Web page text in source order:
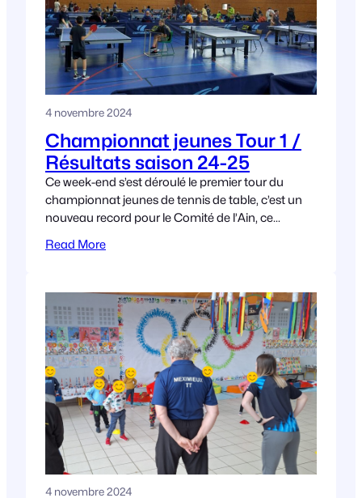
4 novembre 2024
Championnat jeunes Tour 1 /
Résultats saison 24-25
Ce week-end s’est déroulé le premier tour du
championnat jeunes de tennis de table, c’est un
nouveau record pour le Comité de l’Ain, ce
Read More
4 novembre 2024